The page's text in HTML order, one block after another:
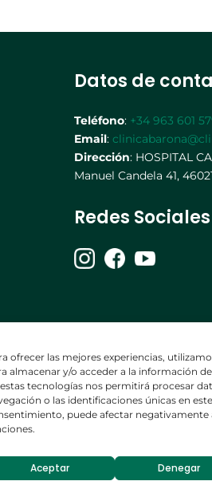
ofrecer las mejores experiencias,
almacenar y/o acceder a la información
tecnologías nos permitirá procesar
o las identificaciones únicas en
puede afectar negativamente
Aceptar Denegar
Datos de
Teléfono: +34 963 601
Email:
Dirección: HOSPITAL
Manuel Candela 41,
Redes Sociales